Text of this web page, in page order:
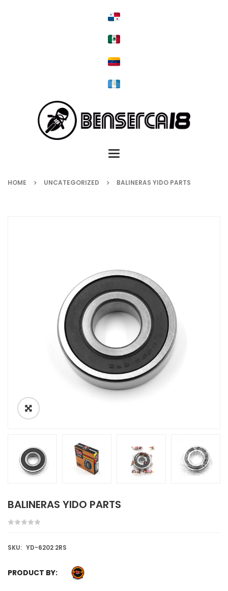
Toggle
HOME UNCATEGORIZED BALINERAS YIDO PARTS
BALINERAS YIDO PARTS
SKU: YD-6202 2RS
PRODUCT BY: